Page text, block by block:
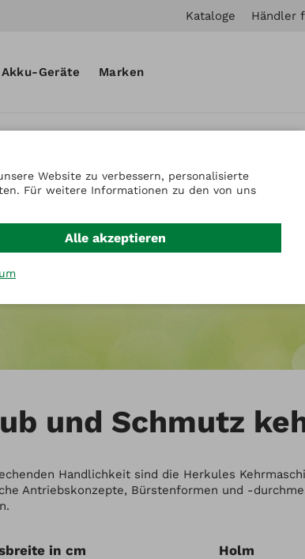
Kataloge Händler
Akku-Geräte Marken
und Schmutz
Handlichkeit sind die Herkules
Antriebskonzepte, Bürstenformen und -
in cm Holm
Website zu verbessern, personalisierte
Für weitere Informationen zu den von uns
Alle akzeptieren